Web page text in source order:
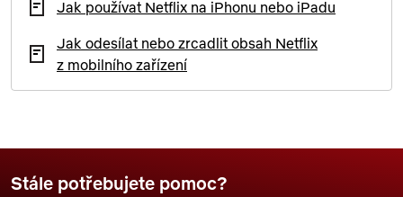
Jak používat Netflix na iPhonu nebo iPadu
Jak odesílat nebo zrcadlit obsah Netflix
z mobilního zařízení
Stále potřebujete pomoc?